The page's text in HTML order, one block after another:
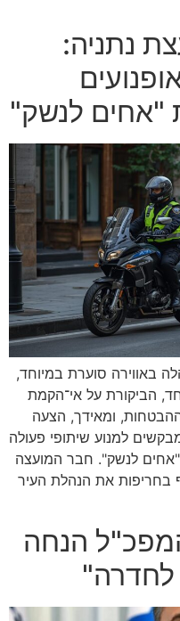
נתניה:
"אחים לנשק"
באווירה סוערת במיוחד,
הביקורת על אי־הקמת
ההבטחות, ומאידך, הצעה
למנוע שיתופי פעולה
"אחים לנשק". חבר המועצה
בחריפות את הנהלת העיר
הנחה